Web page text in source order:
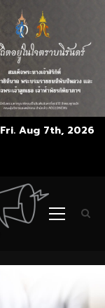
Fri. Aug 7th, 2026
Primary